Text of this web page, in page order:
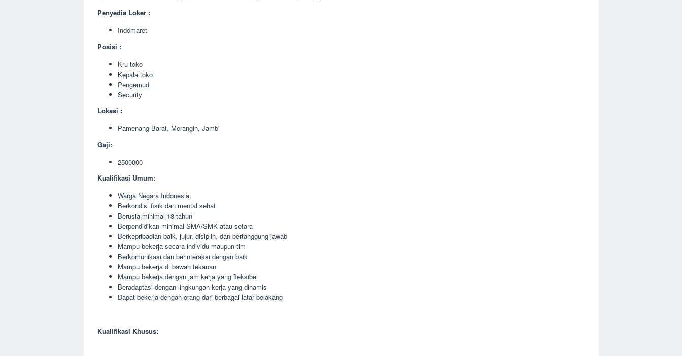
Penyedia Loker :
Indomaret
Posisi :
Kru toko
Kepala toko
Pengemudi
Security
Lokasi :
Pamenang Barat, Merangin, Jambi
Gaji:
2500000
Kualifikasi Umum:
Warga Negara Indonesia
Berkondisi fisik dan mental sehat
Berusia minimal 18 tahun
Berpendidikan minimal SMA/SMK atau setara
Berkepribadian baik, jujur, disiplin, dan bertanggung jawab
Mampu bekerja secara individu maupun tim
Berkomunikasi dan berinteraksi dengan baik
Mampu bekerja di bawah tekanan
Mampu bekerja dengan jam kerja yang fleksibel
Beradaptasi dengan lingkungan kerja yang dinamis
Dapat bekerja dengan orang dari berbagai latar belakang
Kualifikasi Khusus: